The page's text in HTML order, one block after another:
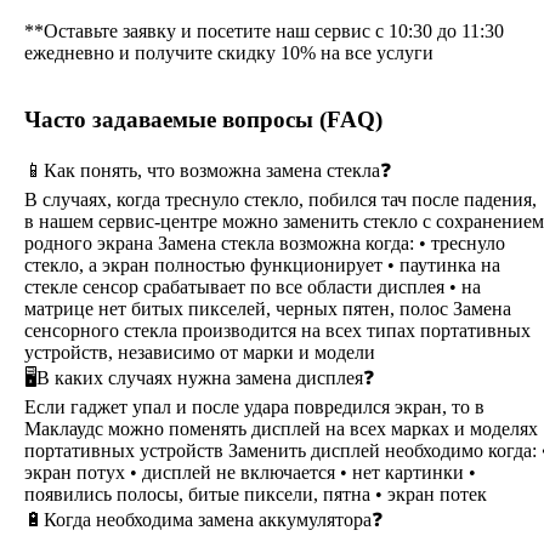
**Оставьте заявку и посетите наш сервис с 10:30 до 11:30
ежедневно и получите скидку 10% на все услуги
Часто задаваемые вопросы (FAQ)
📱Как понять, что возможна замена стекла❓
В случаях, когда треснуло стекло, побился тач после падения,
в нашем сервис-центре можно заменить стекло с сохранением
родного экрана Замена стекла возможна когда: • треснуло
стекло, а экран полностью функционирует • паутинка на
стекле сенсор срабатывает по все области дисплея • на
матрице нет битых пикселей, черных пятен, полос Замена
сенсорного стекла производится на всех типах портативных
устройств, независимо от марки и модели
🖥В каких случаях нужна замена дисплея❓
Если гаджет упал и после удара повредился экран, то в
Маклаудс можно поменять дисплей на всех марках и моделях
портативных устройств Заменить дисплей необходимо когда:
экран потух • дисплей не включается • нет картинки •
появились полосы, битые пиксели, пятна • экран потек
🔋Когда необходима замена аккумулятора❓